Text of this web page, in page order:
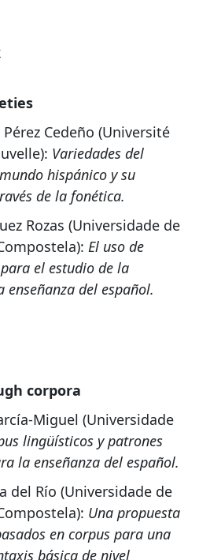
Cedeño (Université
Variedades del
hispánico y su
de la fonética.
Rozas (Universidade de
El uso de
el estudio de la
enseñanza del español.
corpora
Miguel (Universidade
lingüísticos y patrones
la enseñanza del español.
del Río (Universidade de
Una propuesta
en corpus para una
básica de nivel